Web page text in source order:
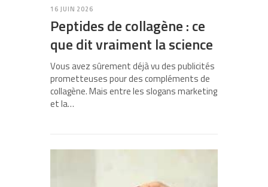
16 JUIN 2026
Peptides de collagène : ce
que dit vraiment la science
Vous avez sûrement déjà vu des publicités
prometteuses pour des compléments de
collagène. Mais entre les slogans marketing
et la…